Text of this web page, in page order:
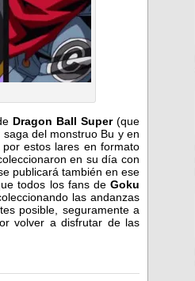
Dragon Ball Super(que
saga del monstruo Bu y en
estos lares en formato
en su día con
publicará también en ese
todos los fans de Goku
las andanzas
posible, seguramente a
volver a disfrutar de las